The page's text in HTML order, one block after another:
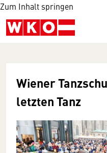
Zum Inhalt springen
Wiener
letzten Tanz